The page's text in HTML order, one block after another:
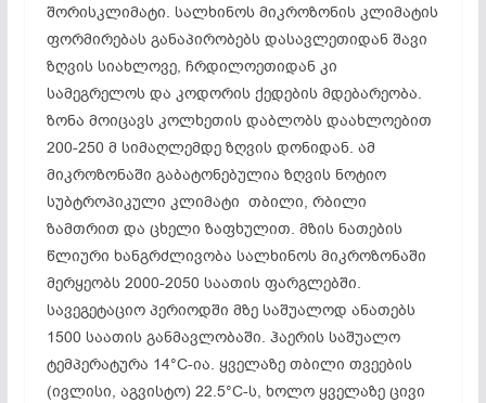
შორისკლიმატი. სალხინოს მიკროზონის კლიმატის
ფორმირებას განაპირობებს დასავლეთიდან შავი
ზღვის სიახლოვე, ჩრდილოეთიდან კი
სამეგრელოს და კოდორის ქედების მდებარეობა.
ზონა მოიცავს კოლხეთის დაბლობს დაახლოებით
200-250 მ სიმაღლემდე ზღვის დონიდან. ამ
მიკროზონაში გაბატონებულია ზღვის ნოტიო
სუბტროპიკული კლიმატი თბილი, რბილი
ზამთრით და ცხელი ზაფხულით. მზის ნათების
წლიური ხანგრძლივობა სალხინოს მიკროზონაში
მერყეობს 2000-2050 საათის ფარგლებში.
სავეგეტაციო პერიოდში მზე საშუალოდ ანათებს
1500 საათის განმავლობაში. ჰაერის საშუალო
ტემპერატურა 14°C-ია. ყველაზე თბილი თვეების
(ივლისი, აგვისტო) 22.5°C-ს, ხოლო ყველაზე ცივი